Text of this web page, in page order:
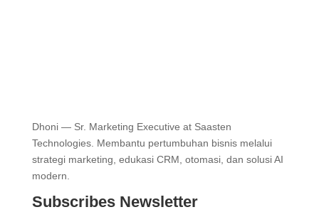
Dhoni — Sr. Marketing Executive at Saasten
Technologies. Membantu pertumbuhan bisnis melalui
strategi marketing, edukasi CRM, otomasi, dan solusi AI
modern.
Subscribes Newsletter